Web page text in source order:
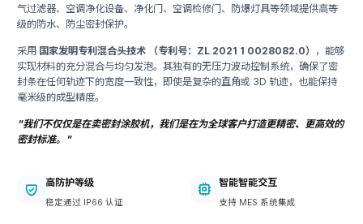
气过滤器、空调净化设备、净化门、空调检修门、防爆灯具等领域提供高等
级的防水、防尘密封保护。
采用 国家发明专利混合头技术 （专利号：ZL 2021 1 0028082.0）
，能够
实现材料的充分混合与均匀发泡。其独有的无压力波动控制系统，确保了密
封条在任何轨迹下的宽度一致性，即使是复杂的直角或 3D 轨迹，也能保持
毫米级的成型精度。
"我们不仅仅是在卖密封涂胶机，我们是在为全球客户打造更精密、更高效的
密封标准。"
高防护等级
稳定通过 IP66 认证
智能智能交互
支持 MES 系统集成